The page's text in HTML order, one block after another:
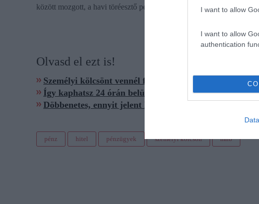
I want to allow
I want to allow
authentication
között mozgott, a havi töréesztő pedig 92-93 000 forint között.
Olvasd el ezt is!
Személyi kölcsönt vennél fel? Ezek a bankok
Így kaphatsz 24 órán belül személyi kölcsönt online
Döbbenetes, ennyit jelent lakáshitelnél a 0,1 százalék
pénz hitel pénzügyek személyi kölcsön mnb